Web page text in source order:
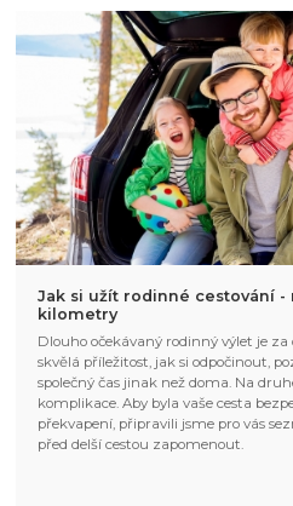
Jak si užít rodinné cestování -
kilometry
Dlouho očekávaný rodinný výlet je
skvělá příležitost, jak si odpočinout,
společný čas jinak než doma. Na
komplikace. Aby byla vaše cesta
překvapení, připravili jsme pro vás
před delší cestou zapomenout.